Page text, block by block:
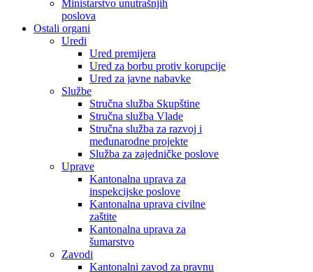
Ministarstvo unutrašnjih
poslova
Ostali organi
Uredi
Ured premijera
Ured za borbu protiv korupcije
Ured za javne nabavke
Službe
Stručna služba Skupštine
Stručna služba Vlade
Stručna služba za razvoj i
međunarodne projekte
Služba za zajedničke poslove
Uprave
Kantonalna uprava za
inspekcijske poslove
Kantonalna uprava civilne
zaštite
Kantonalna uprava za
šumarstvo
Zavodi
Kantonalni zavod za pravnu